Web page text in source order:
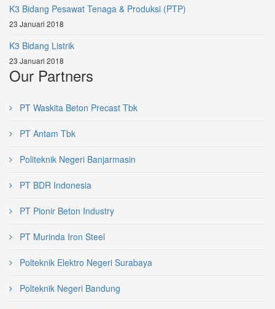
K3 Bidang Pesawat Tenaga & Produksi (PTP)
23 Januari 2018
K3 Bidang Listrik
23 Januari 2018
Our Partners
PT Waskita Beton Precast Tbk
PT Antam Tbk
Politeknik Negeri Banjarmasin
PT BDR Indonesia
PT Pionir Beton Industry
PT Murinda Iron Steel
Polteknik Elektro Negeri Surabaya
Polteknik Negeri Bandung